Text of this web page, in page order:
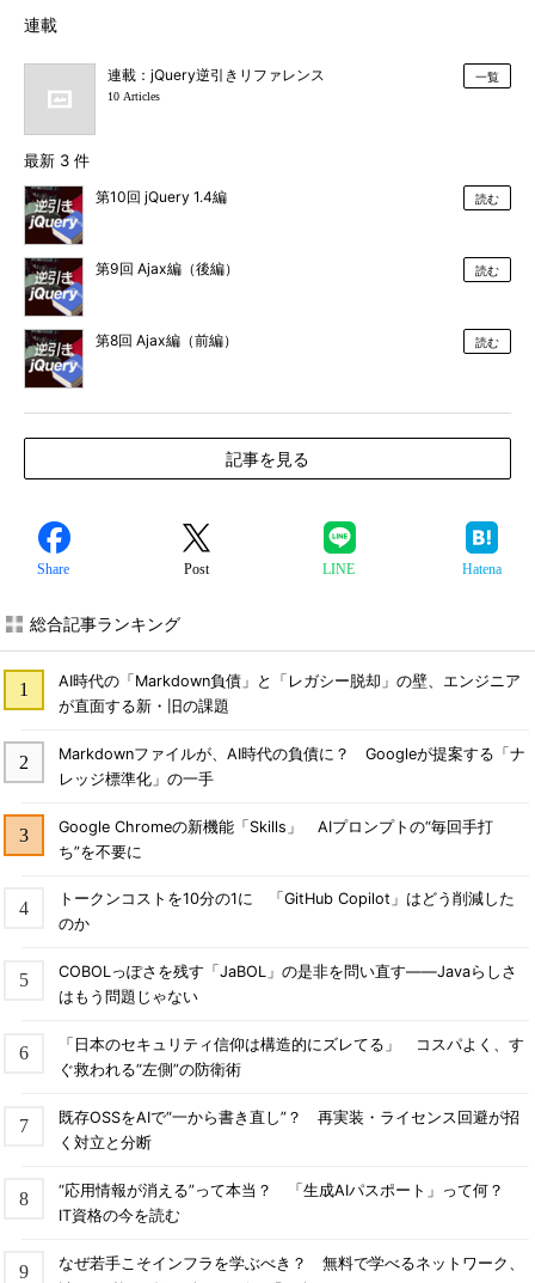
連載
連載：jQuery逆引きリファレンス
10 Articles
一覧
最新 3 件
第10回 jQuery 1.4編 読む
第9回 Ajax編（後編） 読む
第8回 Ajax編（前編） 読む
記事を見る
Share Post LINE Hatena
総合記事ランキング
AI時代の「Markdown負債」と「レガシー脱却」の壁、エンジニア
が直面する新・旧の課題
Markdownファイルが、AI時代の負債に？ Googleが提案する「ナ
レッジ標準化」の一手
Google Chromeの新機能「Skills」 AIプロンプトの“毎回手打
ち”を不要に
トークンコストを10分の1に 「GitHub Copilot」はどう削減した
のか
COBOLっぽさを残す「JaBOL」の是非を問い直す――Javaらしさ
はもう問題じゃない
「日本のセキュリティ信仰は構造的にズレてる」 コスパよく、す
ぐ救われる“左側”の防衛術
既存OSSをAIで“一から書き直し”？ 再実装・ライセンス回避が招
く対立と分断
“応用情報が消える”って本当？ 「生成AIパスポート」って何？
IT資格の今を読む
なぜ若手こそインフラを学ぶべき？ 無料で学べるネットワーク、